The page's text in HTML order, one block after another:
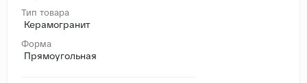
Тип товара
Керамогранит
Форма
Прямоугольная